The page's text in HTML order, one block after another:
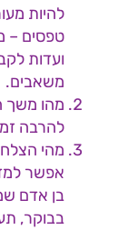
להיות
ועדות
משאבים.
מהו משך
להרבה
מהי
אפשר
בן אדם
בבוקר,